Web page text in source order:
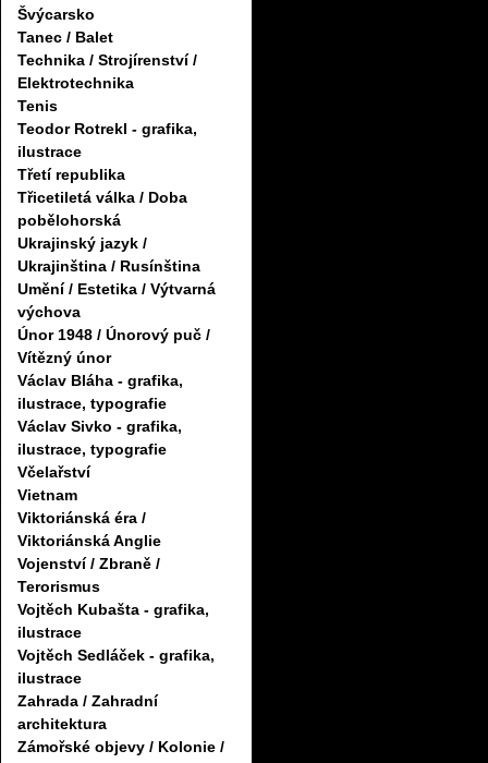
Švýcarsko
Tanec / Balet
Technika / Strojírenství /
Elektrotechnika
Tenis
Teodor Rotrekl - grafika,
ilustrace
Třetí republika
Třicetiletá válka / Doba
pobělohorská
Ukrajinský jazyk /
Ukrajinština / Rusínština
Umění / Estetika / Výtvarná
výchova
Únor 1948 / Únorový puč /
Vítězný únor
Václav Bláha - grafika,
ilustrace, typografie
Václav Sivko - grafika,
ilustrace, typografie
Včelařství
Vietnam
Viktoriánská éra /
Viktoriánská Anglie
Vojenství / Zbraně /
Terorismus
Vojtěch Kubašta - grafika,
ilustrace
Vojtěch Sedláček - grafika,
ilustrace
Zahrada / Zahradní
architektura
Zámořské objevy / Kolonie /